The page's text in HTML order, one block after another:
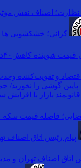
نظارت؛ اصناف نقش
گرانی؛ خشکشویی‌ ها
و تقویت‌کننده
گوشی را نخورید/
بازار با
فاصله قیمت سکه
پیام رئیس اتاق اصناف
اتاق اصناف تهران و